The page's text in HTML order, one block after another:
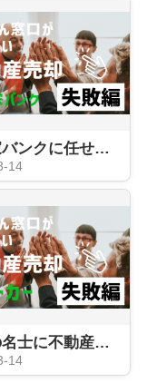
空き家バンクに任せた実例をご紹介！
14
地元の名士に不動産売却の相談したをした方の実例をご紹介！
14